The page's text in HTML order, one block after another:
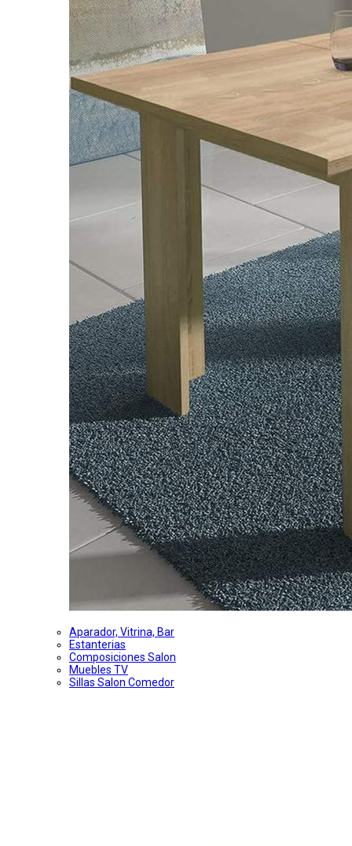
Aparador, Vitrina, Bar
Estanterias
Composiciones Salon
Muebles TV
Sillas Salon Comedor